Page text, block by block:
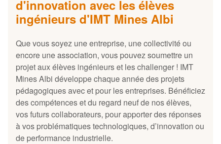
d'innovation avec les élèves
ingénieurs d'IMT Mines Albi
Que vous soyez une entreprise, une collectivité ou
encore une association, vous pouvez soumettre un
projet aux élèves ingénieurs et les challenger ! IMT
Mines Albi développe chaque année des projets
pédagogiques avec et pour les entreprises. Bénéficiez
des compétences et du regard neuf de nos élèves,
vos futurs collaborateurs, pour apporter des réponses
à vos problématiques technologiques, d’innovation ou
de performance industrielle.